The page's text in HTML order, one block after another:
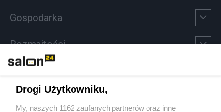
Gospodarka
Rozmaitości
Sport
Drogi Użytkowniku,
My, naszych 1162 zaufanych partnerów oraz inne